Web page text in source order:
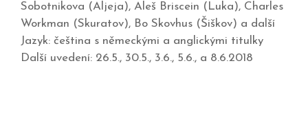
Sobotnikova (Aljeja), Aleš Briscein (Luka), Charles
Workman (Skuratov), Bo Skovhus (Šiškov) a další
Jazyk: čeština s německými a anglickými titulky
Další uvedení: 26.5., 30.5., 3.6., 5.6., a 8.6.2018